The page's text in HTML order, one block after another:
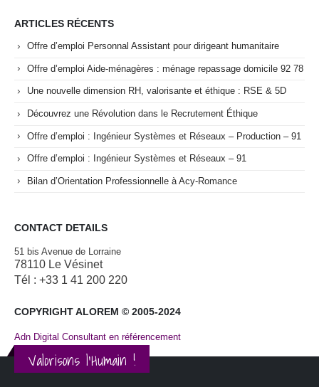
ARTICLES RÉCENTS
Offre d’emploi Personnal Assistant pour dirigeant humanitaire
Offre d’emploi Aide-ménagères : ménage repassage domicile 92 78
Une nouvelle dimension RH, valorisante et éthique : RSE & 5D
Découvrez une Révolution dans le Recrutement Éthique
Offre d’emploi : Ingénieur Systèmes et Réseaux – Production – 91
Offre d’emploi : Ingénieur Systèmes et Réseaux – 91
Bilan d’Orientation Professionnelle à Acy-Romance
CONTACT DETAILS
51 bis Avenue de Lorraine
78110 Le Vésinet
Tél : +33 1 41 200 220
COPYRIGHT ALOREM © 2005-2024
Adn Digital Consultant en référencement
Valorisons l'Humain !